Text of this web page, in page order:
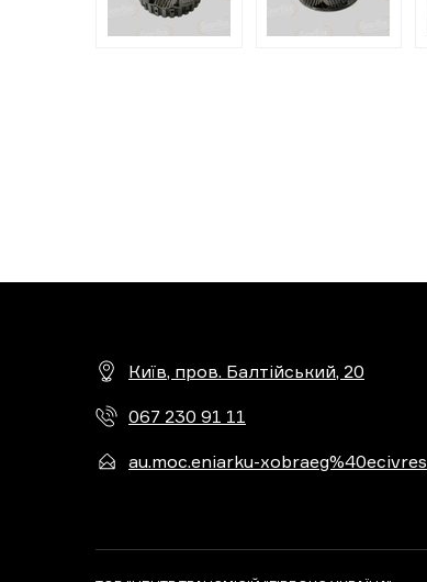
Київ, пров. Балтійський, 20
067 230 91 11
au.moc.eniarku-xobraeg%40ecivres